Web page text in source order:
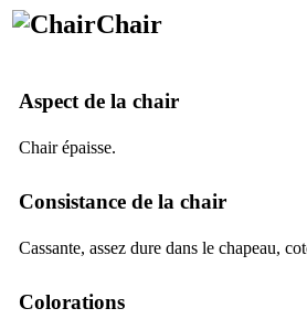
Chair
Aspect de la chair
Chair épaisse.
Consistance de la chair
Cassante, assez dure dans le chapeau,
Colorations